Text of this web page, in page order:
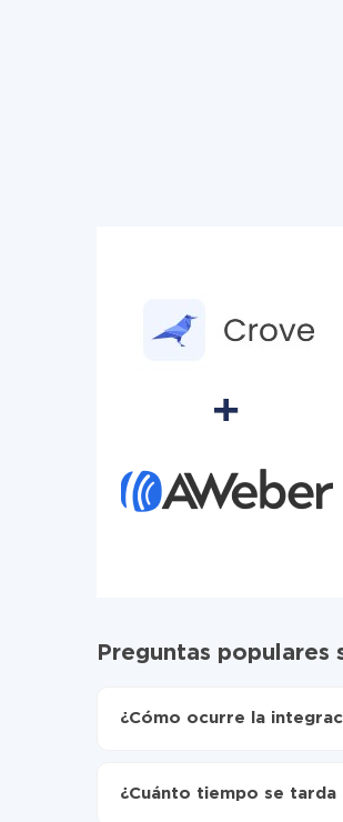
Preguntas populares
¿Cómo ocurre la
Active la actualización
¿Cuánto tiempo se tarda